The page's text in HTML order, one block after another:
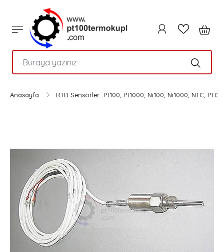
Anasayfa RTD Sensörler...Pt100, Pt1000, Ni100, Ni1000, NTC, PTC